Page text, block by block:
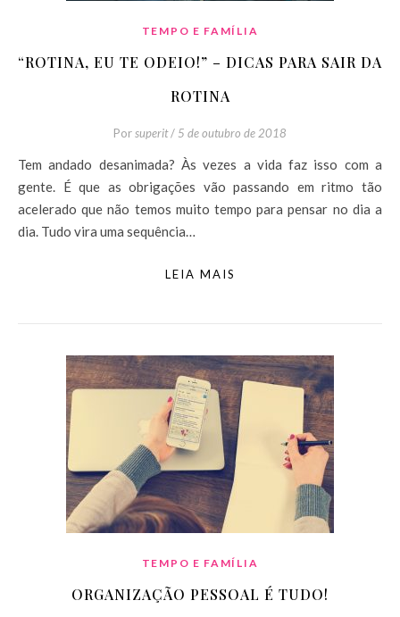
TEMPO E FAMÍLIA
“ROTINA, EU TE ODEIO!” – DICAS PARA SAIR DA
ROTINA
Porsuperit/ 5 de outubro de 2018
Tem andado desanimada? Às vezes a vida faz isso com a
gente. É que as obrigações vão passando em ritmo tão
acelerado que não temos muito tempo para pensar no dia a
dia. Tudo vira uma sequência…
LEIA MAIS
TEMPO E FAMÍLIA
ORGANIZAÇÃO PESSOAL É TUDO!